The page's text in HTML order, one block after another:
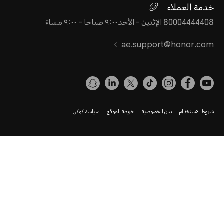
خدمة العملاء
80004444408 الإثنين - الأحد٩:٠٠ صباحا - ٩:٠٠ مساءً
ae.support@honor.com
شروط الاستخدام بيان الخصوصية خريطة الموقع سياسة كوكي